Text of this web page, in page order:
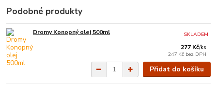
Podobné produkty
Dromy Konopný olej 500ml
277 Kč/ks
247 Kč bez DPH
SKLADEM
Přidat do košíku